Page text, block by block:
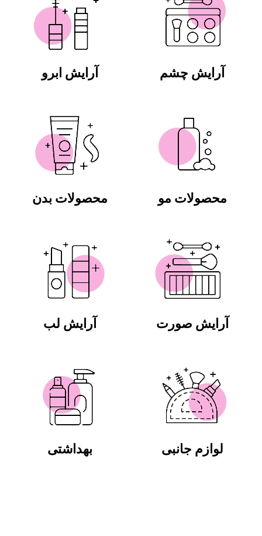
آرایش چشم
محصولات مو
آرایش ابرو
محصولات بدن
آرایش صورت
لوازم جانبی
آرایش لب
بهداشتی